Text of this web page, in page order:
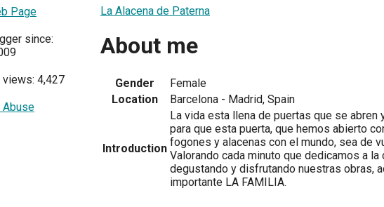
Page
since:
4,427
Abuse
La Alacena de Paterna
About me
Gender
Female
Location
Barcelona - Madrid, Spain
Introduction
La vida esta llena de puertas que se abren
para que esta puerta, que hemos abierto
fogones y alacenas con el mundo, sea de
Valorando cada minuto que dedicamos a
degustando y disfrutando nuestras obras,
importante LA FAMILIA.